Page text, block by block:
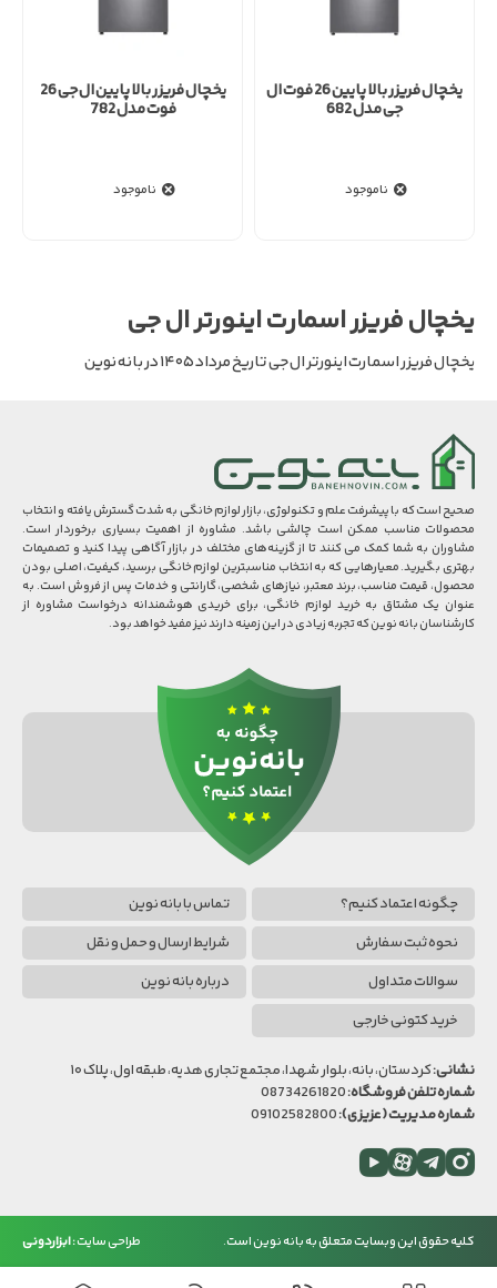
یخچال فریزر بالا پایین 26 فوت ال
جی مدل 682
ناموجود
یخچال فریزر بالا پایین ال جی 26
فوت مدل 782
ناموجود
یخچال فریزر اسمارت اینورتر ال جی
یخچال فریزر اسمارت اینورتر ال جی تاریخ مرداد ۱۴۰۵ در بانه نوین
صحیح است که با پیشرفت علم و تکنولوژی، بازار لوازم خانگی به شدت گسترش یافته و انتخاب
محصولات مناسب ممکن است چالشی باشد. مشاوره از اهمیت بسیاری برخوردار است.
مشاوران به شما کمک می کنند تا از گزینه‌های مختلف در بازار آگاهی پیدا کنید و تصمیمات
بهتری بگیرید. معیارهایی که به انتخاب مناسبترین لوازم خانگی برسید، کیفیت، اصلی بودن
محصول، قیمت مناسب، برند معتبر، نیازهای شخصی، گارانتی و خدمات پس از فروش است. به
عنوان یک مشتاق به خرید لوازم خانگی، برای خریدی هوشمندانه درخواست مشاوره از
کارشناسان بانه نوین که تجربه زیادی در این زمینه دارند نیز مفید خواهد بود.
چگونه اعتماد کنیم؟
تماس با بانه نوین
نحوه ثبت سفارش
شرایط ارسال و حمل و نقل
سوالات متداول
درباره بانه نوین
خرید کتونی خارجی
نشانی:کردستان، بانه، بلوار شهدا، مجتمع تجاری هدیه، طبقه اول، پلاک ۱۰
شماره تلفن فروشگاه:08734261820
شماره مدیریت (عزیزی):
اینستاگرام
تلگرامآپاراتیوتیوب
کلیه حقوق این وبسایت متعلق به بانه نوین است. طراحی سایتبانه